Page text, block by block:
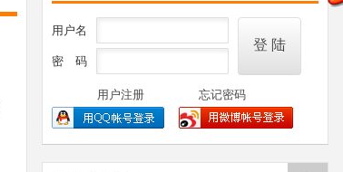
用户名
密 码
用户注册 忘记密码